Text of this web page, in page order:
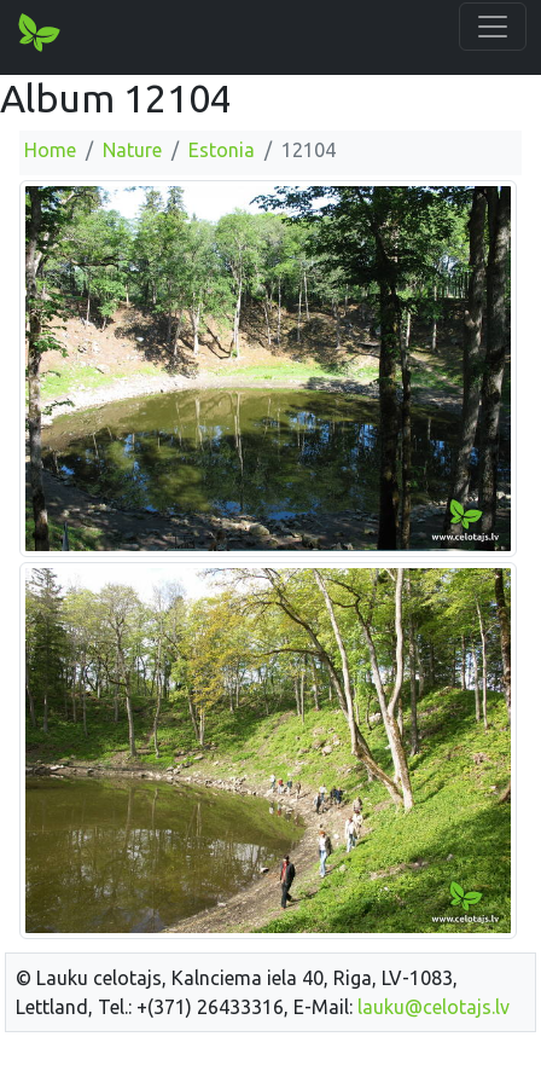
Album 12104
Home Nature Estonia 12104
© Lauku celotajs, Kalnciema iela 40, Riga, LV-1083,
Lettland, Tel.: +(371) 26433316, E-Mail: lauku@celotajs.lv